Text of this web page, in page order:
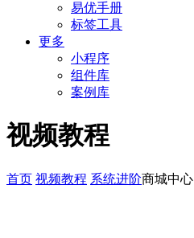
易优手册
标签工具
更多
小程序
组件库
案例库
视频教程
首页 视频教程 系统进阶商城中心